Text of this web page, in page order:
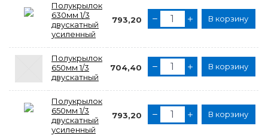
Полукрылок
630мм 1/3
двускатный
усиленный
793,20 В корзину
Полукрылок
650мм 1/3
двускатный
704,40 В корзину
Полукрылок
650мм 1/3
двускатный
усиленный
793,20 В корзину